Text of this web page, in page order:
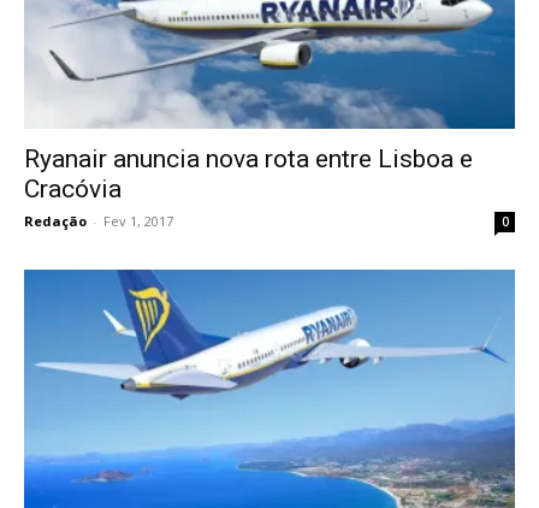
Ryanair anuncia nova rota entre Lisboa e
Cracóvia
Redação - Fev 1, 2017 0